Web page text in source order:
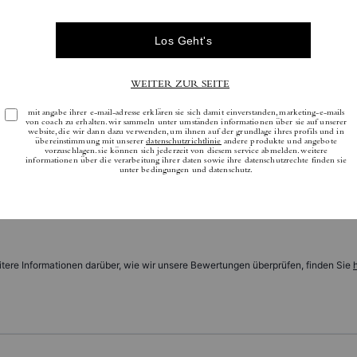
Bewertungen
Informationen darüber, wie wir unsere Bewertungen überprüfen, finden Sie